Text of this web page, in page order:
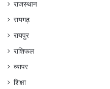
राजस्थान
रायगढ़
रायपुर
राशिफल
व्यापर
शिक्षा